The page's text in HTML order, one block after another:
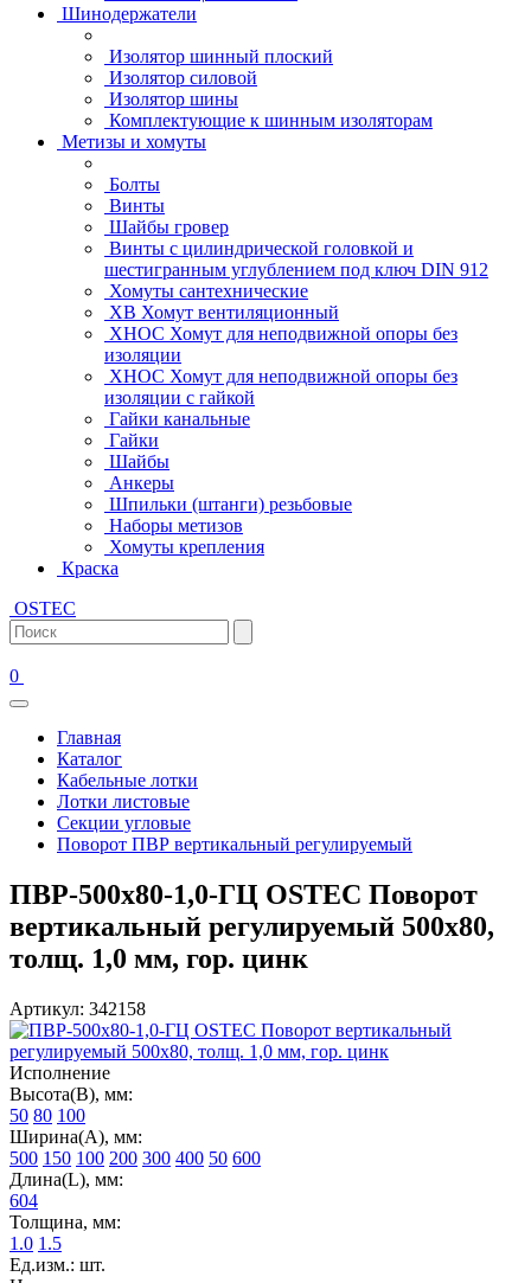
Шинодержатели
Изолятор шинный плоский
Изолятор силовой
Изолятор шины
Комплектующие к шинным изоляторам
Метизы и хомуты
Болты
Винты
Шайбы гровер
Винты с цилиндрической головкой и
шестигранным углублением под ключ DIN 912
Хомуты сантехнические
ХВ Хомут вентиляционный
ХНОС Хомут для неподвижной опоры без
изоляции
ХНОС Хомут для неподвижной опоры без
изоляции с гайкой
Гайки канальные
Гайки
Шайбы
Анкеры
Шпильки (штанги) резьбовые
Наборы метизов
Хомуты крепления
Краска
OSTEC
0
Главная
Каталог
Кабельные лотки
Лотки листовые
Секции угловые
Поворот ПВР вертикальный регулируемый
ПВР-500х80-1,0-ГЦ OSTEC Поворот
вертикальный регулируемый 500х80,
толщ. 1,0 мм, гор. цинк
Артикул: 342158
Исполнение
Высота(В), мм:
50 80 100
Ширина(А), мм:
500 150 100 200 300 400 50 600
Длина(L), мм:
604
Толщина, мм:
1.0 1.5
Ед.изм.: шт.